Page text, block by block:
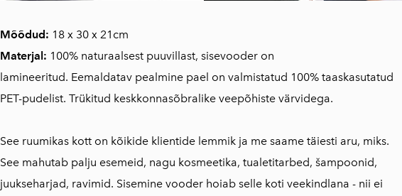
Mõõdud: 18 x 30 x 21cm
Materjal: 100% naturaalsest puuvillast, sisevooder on
lamineeritud. Eemaldatav pealmine pael on valmistatud 100% taaskasutatud
PET-pudelist. Trükitud keskkonnasõbralike veepõhiste värvidega.
See ruumikas kott on kõikide klientide lemmik ja me saame täiesti aru, miks.
See mahutab palju esemeid, nagu kosmeetika, tualetitarbed, šampoonid,
juukseharjad, ravimid. Sisemine vooder hoiab selle koti veekindlana - nii ei